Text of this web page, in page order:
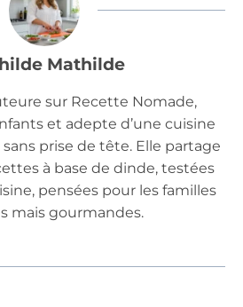
Mathilde
sur Recette Nomade,
et adepte d’une cuisine
prise de tête. Elle partage
à base de dinde, testées
pensées pour les familles
mais gourmandes.